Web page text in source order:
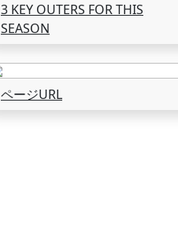
3 KEY OUTERS FOR THIS
SEASON
ページURL